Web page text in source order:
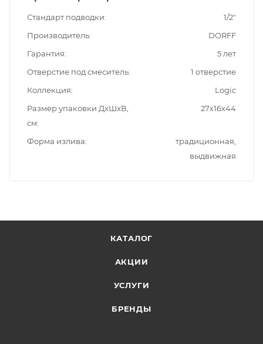
Стандарт подводки
1/2"
Производитель
DORFF
Гарантия
5 лет
Отверстие под смеситель
1 отверстие
Коллекция
Logic
Размер упаковки ДxШxВ,
см
27x16x44
Форма излива
традиционная,
выдвижная
КАТАЛОГ
АКЦИИ
УСЛУГИ
БРЕНДЫ